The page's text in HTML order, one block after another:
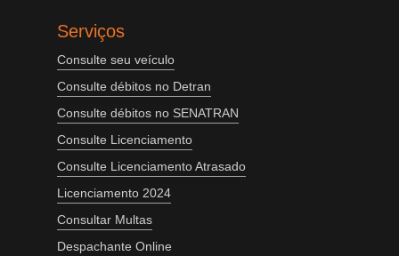
Serviços
Consulte seu veículo
Consulte débitos no Detran
Consulte débitos no SENATRAN
Consulte Licenciamento
Consulte Licenciamento Atrasado
Licenciamento 2024
Consultar Multas
Despachante Online